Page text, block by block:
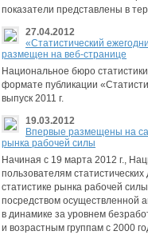
показатели представлены в
27.04.2012
«Статистический
размещен на веб-странице
Национальное бюро
формате публикации
выпуск 2011 г.
19.03.2012
Впервые размещены на
рынка рабочей силы
Начиная с 19 марта 2012 г.,
пользователям
статистике рынка рабочей
посредством осуществленной
в динамике за уровнем
и возрастным группам с 2000